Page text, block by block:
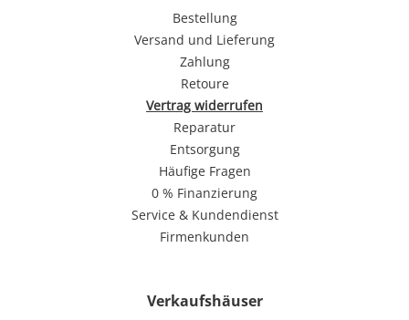
Bestellung
Versand und Lieferung
Zahlung
Retoure
Vertrag widerrufen
Reparatur
Entsorgung
Häufige Fragen
0 % Finanzierung
Service & Kundendienst
Firmenkunden
Verkaufshäuser